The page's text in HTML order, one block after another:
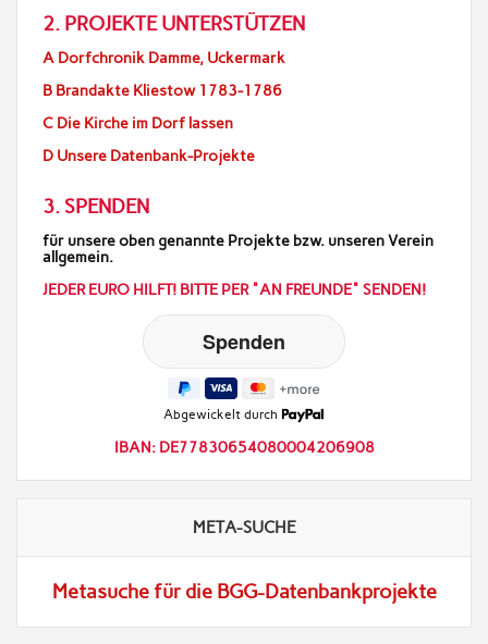
2. PROJEKTE UNTERSTÜTZEN
A Dorfchronik Damme, Uckermark
B Brandakte Kliestow 1783-1786
C Die Kirche im Dorf lassen
D Unsere Datenbank-Projekte
3. SPENDEN
für unsere oben genannte Projekte bzw. unseren Verein
allgemein.
JEDER EURO HILFT! BITTE PER "AN FREUNDE" SENDEN!
Abgewickelt durch
IBAN: DE77830654080004206908
META-SUCHE
Metasuche für die BGG-Datenbankprojekte